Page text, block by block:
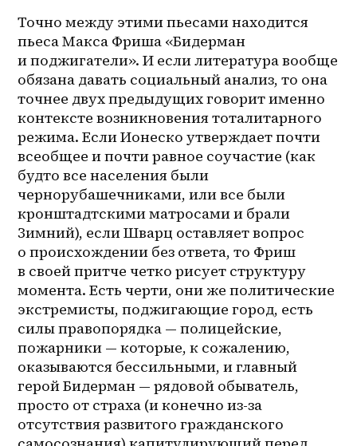
Точно между этими пьесами находится
пьеса Макса Фриша «Бидерман
и поджигатели». И если литература вообще
обязана давать социальный анализ, то она
точнее двух предыдущих говорит именно
контексте возникновения тоталитарного
режима. Если Ионеско утверждает почти
всеобщее и почти равное соучастие (как
будто все населения были
чернорубашечниками, или все были
кронштадтскими матросами и брали
Зимний), если Шварц оставляет вопрос
о происхождении без ответа, то Фриш
в своей притче четко рисует структуру
момента. Есть черти, они же политические
экстремисты, поджигающие город, есть
силы правопорядка — полицейские,
пожарники — которые, к сожалению,
оказываются бессильными, и главный
герой Бидерман — рядовой обыватель,
просто от страха (и конечно из-за
отсутствия развитого гражданского